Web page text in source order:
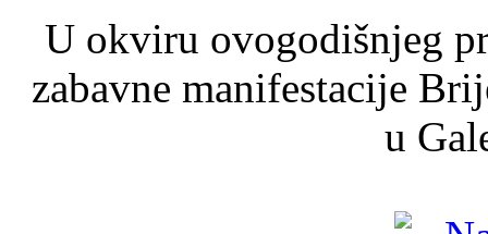
U okviru ovogodišnjeg
zabavne manifestacije
u